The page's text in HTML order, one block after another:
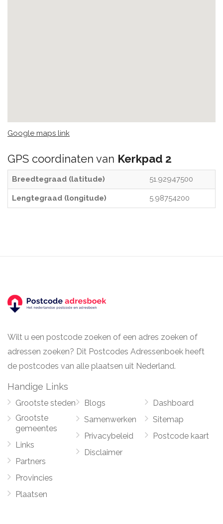
Google maps link
GPS coordinaten van Kerkpad 2
Breedtegraad (latitude) 51.92947500
Lengtegraad (longitude) 5.98754200
Wilt u een postcode zoeken of een adres zoeken of
adressen zoeken? Dit Postcodes Adressenboek heeft
de postcodes van alle plaatsen uit Nederland.
Handige Links
Grootste steden
Grootste
gemeentes
Links
Partners
Provincies
Plaatsen
Blogs
Samenwerken
Privacybeleid
Disclaimer
Dashboard
Sitemap
Postcode kaart